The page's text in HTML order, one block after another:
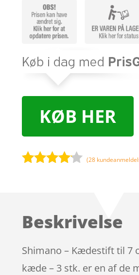
KØB HER
på
ømmels
er
(28
Beskrivelse
Shimano – Kædestift til 7
kæde – 3 stk. er en af de